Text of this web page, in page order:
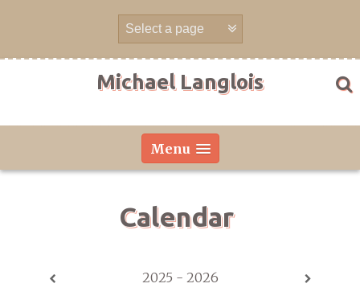
Michael Langlois
Menu
Calendar
2025 - 2026